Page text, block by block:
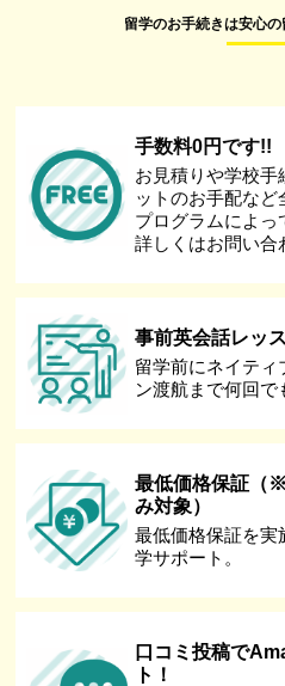
留学のお手続きは安心
手数料0円です!!
お見積りや学校手
ットのお手配な
プログラムによっ
詳しくはお問い合
事前英会話レッ
留学前にネイティ
ン渡航まで何回で
最低価格保証（
み対象）
最低価格保証を実
学サポート。
口コミ投稿で
ト！